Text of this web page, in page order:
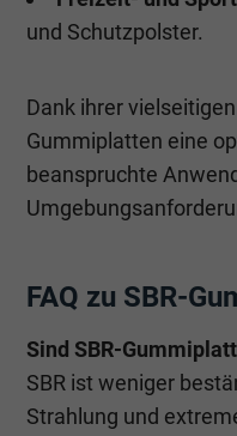
und Schutzpolster.
Dank ihrer
Gummiplatten eine
beanspruchte
FAQ zu SBR-
Sind SBR-
SBR ist weniger
Strahlung und